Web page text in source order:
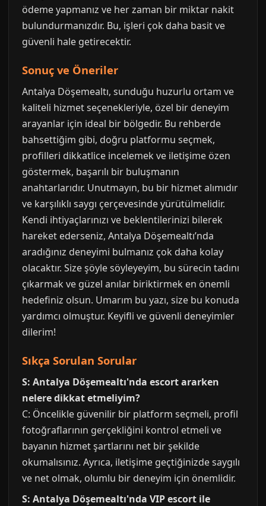
ödeme yapmanız ve her zaman bir miktar nakit
bulundurmanızdır. Bu, işleri çok daha basit ve
güvenli hale getirecektir.
Sonuç ve Öneriler
Antalya Döşemealtı, sunduğu huzurlu ortam ve
kaliteli hizmet seçenekleriyle, özel bir deneyim
arayanlar için ideal bir bölgedir. Bu rehberde
bahsettiğim gibi, doğru platformu seçmek,
profilleri dikkatlice incelemek ve iletişime özen
göstermek, başarılı bir buluşmanın
anahtarlarıdır. Unutmayın, bu bir hizmet alımıdır
ve karşılıklı saygı çerçevesinde yürütülmelidir.
Kendi ihtiyaçlarınızı ve beklentilerinizi bilerek
hareket ederseniz, Antalya Döşemealtı’nda
aradığınız deneyimi bulmanız çok daha kolay
olacaktır. Size şöyle söyleyeyim, bu sürecin tadını
çıkarmak ve güzel anılar biriktirmek en önemli
hedefiniz olsun. Umarım bu yazı, size bu konuda
yardımcı olmuştur. Keyifli ve güvenli deneyimler
dilerim!
Sıkça Sorulan Sorular
S: Antalya Döşemealtı'nda escort ararken
nelere dikkat etmeliyim?
C: Öncelikle güvenilir bir platform seçmeli, profil
fotoğraflarının gerçekliğini kontrol etmeli ve
bayanın hizmet şartlarını net bir şekilde
okumalısınız. Ayrıca, iletişime geçtiğinizde saygılı
ve net olmak, olumlu bir deneyim için önemlidir.
S: Antalya Döşemealtı'nda VIP escort ile